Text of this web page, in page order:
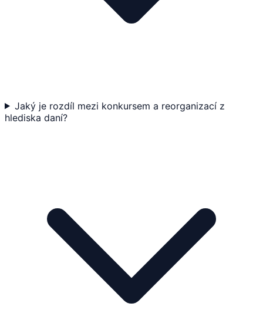
Jaký je rozdíl mezi konkursem a reorganizací z
hlediska daní?